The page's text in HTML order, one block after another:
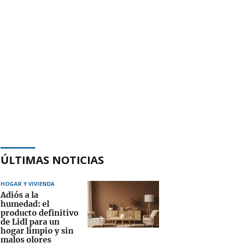
ÚLTIMAS NOTICIAS
HOGAR Y VIVIENDA
Adiós a la
humedad: el
producto definitivo
de Lidl para un
hogar limpio y sin
malos olores